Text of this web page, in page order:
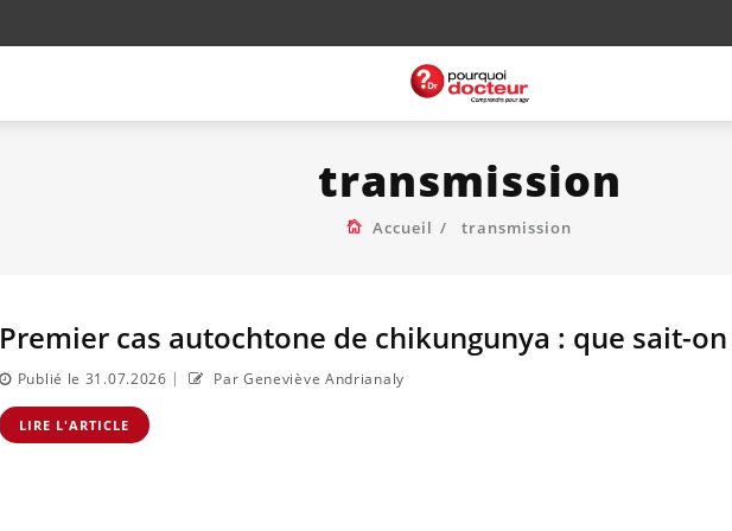
transmission
Accueil transmission
Premier cas autochtone de chikungunya : que sait-on
Publié le 31.07.2026 | Par Geneviève Andrianaly
LIRE L'ARTICLE